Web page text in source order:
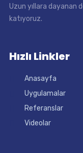
Uzun yıllara dayanan
katıyoruz.
Hızlı Linkler
Anasayfa
Uygulamalar
Referanslar
Videolar